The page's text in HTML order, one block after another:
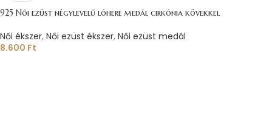
925 Női ezüst négylevelű lóhere medál cirkónia kövekkel
Női ékszer, Női ezüst ékszer, Női ezüst medál
8.600 Ft